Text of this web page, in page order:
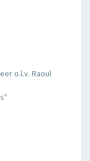
o.l.v. Raoul